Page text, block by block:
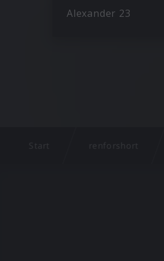
Alexander 23
Start renforshort